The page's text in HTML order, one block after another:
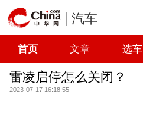
汽车
首页 文章 选车
雷凌启停怎么关闭？
2023-07-17 16:18:55